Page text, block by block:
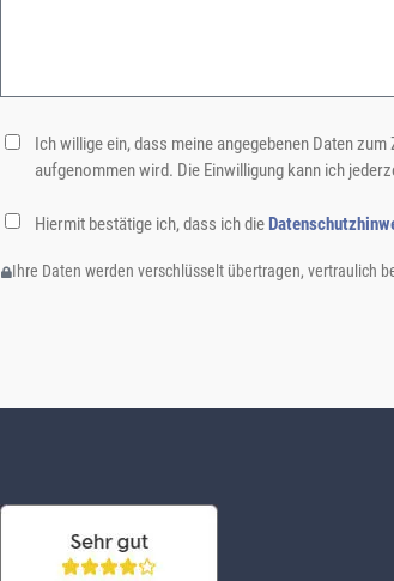
Ich willige ein, dass meine angegebenen Daten
aufgenommen wird. Die Einwilligung kann ich
Hiermit bestätige ich, dass ich die
Ihre Daten werden verschlüsselt übertragen, vertraulich